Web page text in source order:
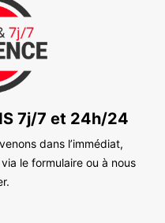
7j/7 et 24h/24
dans l’immédiat,
le formulaire ou à nous